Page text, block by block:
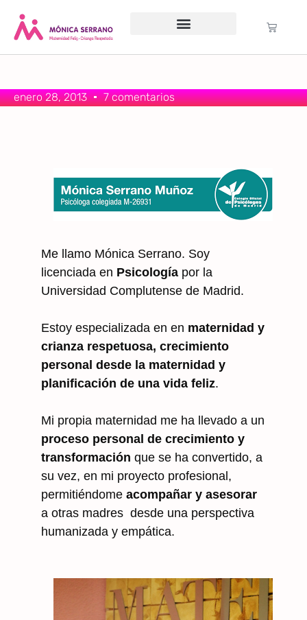
enero 28, 2013 7 comentarios
Me llamo Mónica Serrano. Soy
licenciada en Psicología por la
Universidad Complutense de Madrid.
Estoy especializada en en maternidad y
crianza respetuosa, crecimiento
personal desde la maternidad y
planificación de una vida feliz.
Mi propia maternidad me ha llevado a un
proceso personal de crecimiento y
transformación que se ha convertido, a
su vez, en mi proyecto profesional,
permitiéndome acompañar y asesorar
a otras madres desde una perspectiva
humanizada y empática.